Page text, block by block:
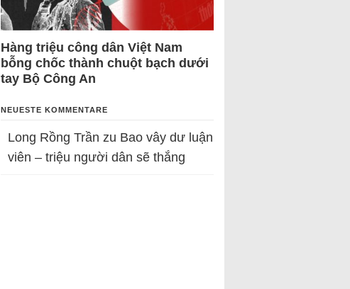
Hàng triệu công dân Việt Nam
bỗng chốc thành chuột bạch dưới
tay Bộ Công An
NEUESTE KOMMENTARE
Long Rồng Trần zu Bao vây dư luận
viên – triệu người dân sẽ thắng